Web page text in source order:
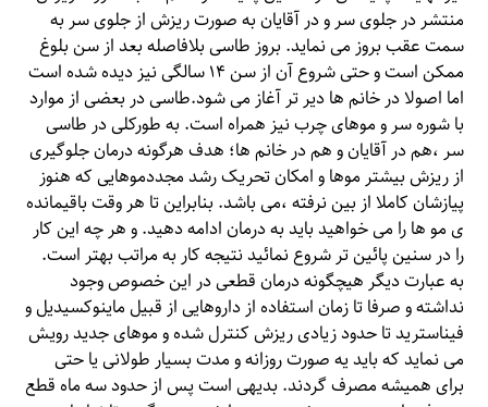
منتشر در جلوی سر و در آقایان به صورت ریزش از جلوی سر به
سمت عقب بروز می نماید. بروز طاسی بلافاصله بعد از سن بلوغ
ممکن است و حتی شروع آن از سن ۱۴ سالگی نیز دیده شده است
اما اصولا در خانم ها دیر تر آغاز می شود.طاسی در بعضی از موارد
با شوره سر و موهای چرب نیز همراه است. به طورکلی در طاسی
سر ،هم در آقایان و هم در خانم ها؛ هدف هرگونه درمان جلوگیری
از ریزش بیشتر موها و امکان تحریک رشد مجددموهایی که هنوز
پیازشان کاملا از بین نرفته ،می باشد. بنابراین تا هر وقت باقیمانده
ی مو ها را می خواهید باید به درمان ادامه دهید. و هر چه این کار
را در سنین پائین تر شروع نمائید نتیجه کار به مراتب بهتر است.
به عبارت دیگر هیچگونه درمان قطعی در این خصوص وجود
نداشته و صرفا تا زمان استفاده از داروهایی از قبیل ماینوکسیدیل و
فیناسترید تا حدود زیادی ریزش کنترل شده و موهای جدید رویش
می نماید که باید یه صورت روزانه و مدت بسیار طولانی یا حتی
برای همیشه مصرف گردند. بدیهی است پس از حدود سه ماه قطع